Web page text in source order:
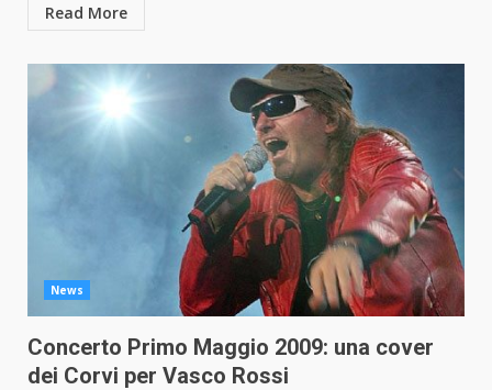
Read More
News
Concerto Primo Maggio 2009: una cover
dei Corvi per Vasco Rossi